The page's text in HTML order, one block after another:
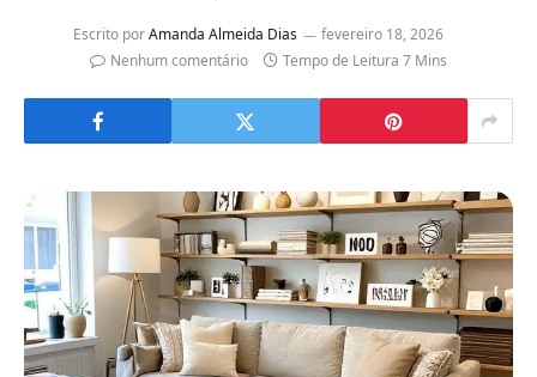
Escrito por Amanda Almeida Dias
fevereiro 18, 2026
Nenhum comentário
Tempo de Leitura 7 Mins